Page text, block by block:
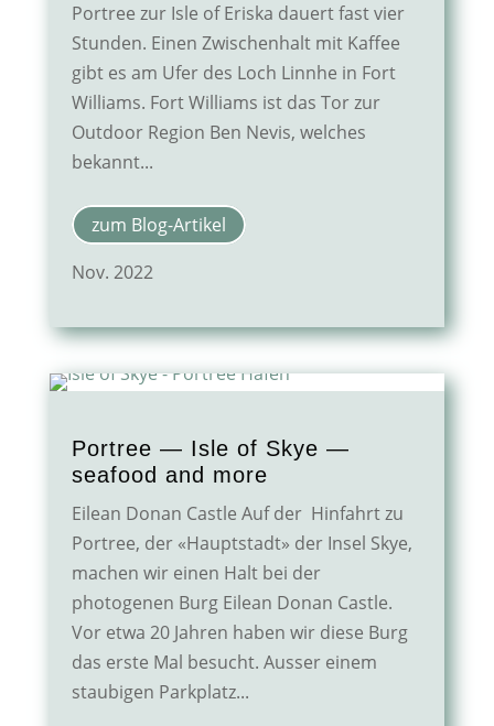
Portree zur Isle of Eriska dauert fast vier
Stunden. Einen Zwischenhalt mit Kaffee
gibt es am Ufer des Loch Linnhe in Fort
Williams. Fort Williams ist das Tor zur
Outdoor Region Ben Nevis, welches
bekannt...
zum Blog-Artikel
Nov. 2022
Portree — Isle of Skye —
seafood and more
Eilean Donan Castle Auf der Hinfahrt zu
Portree, der «Hauptstadt» der Insel Skye,
machen wir einen Halt bei der
photogenen Burg Eilean Donan Castle.
Vor etwa 20 Jahren haben wir diese Burg
das erste Mal besucht. Ausser einem
staubigen Parkplatz...